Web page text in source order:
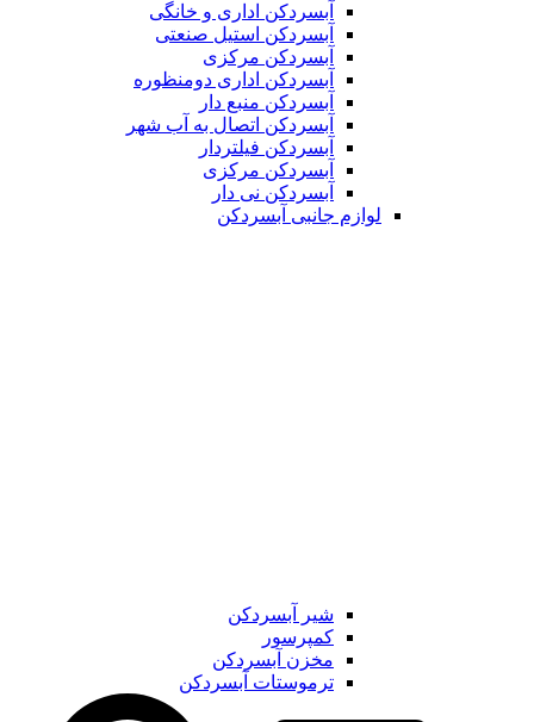
آبسردکن اداری و خانگی
آبسردکن استیل صنعتی
آبسردکن مرکزی
آبسردکن اداری دومنظوره
آبسردکن منبع دار
آبسردکن اتصال به آب شهر
آبسردکن فیلتردار
آبسردکن مرکزی
آبسردکن نی دار
لوازم جانبی آبسردکن
شیر آبسردکن
کمپرسور
مخزن آبسردکن
ترموستات آبسردکن